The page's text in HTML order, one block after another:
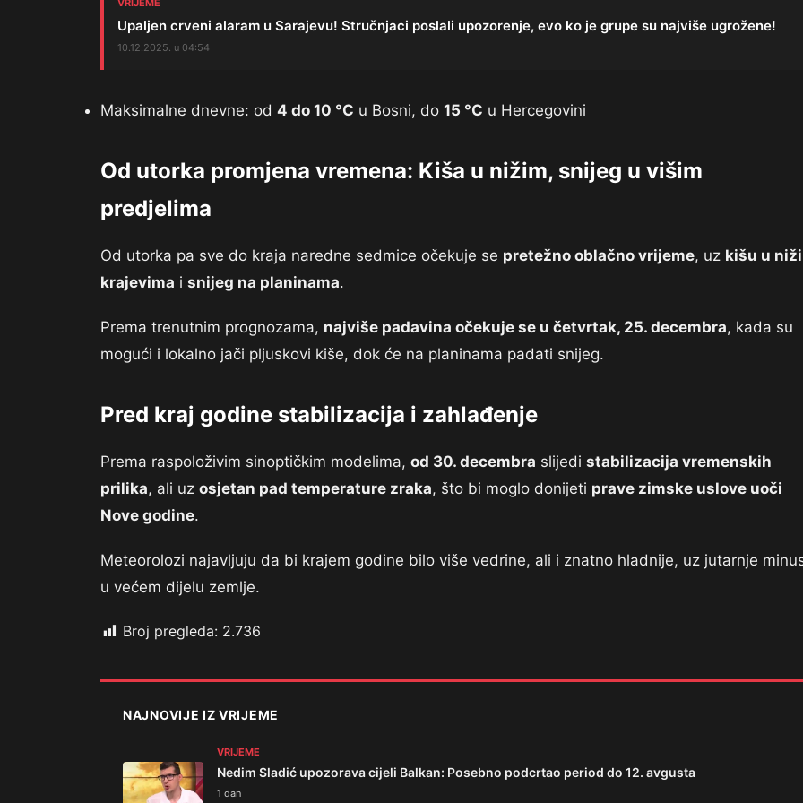
VRIJEME
Upaljen crveni alaram u Sarajevu! Stručnjaci poslali upozorenje, evo ko je grupe su najviše ugrožene!
10.12.2025. u 04:54
Maksimalne dnevne: od 4 do 10 °C u Bosni, do 15 °C u Hercegovini
Od utorka promjena vremena: Kiša u nižim, snijeg u višim
predjelima
Od utorka pa sve do kraja naredne sedmice očekuje se pretežno oblačno vrijeme, uz kišu u
krajevima i snijeg na planinama.
Prema trenutnim prognozama, najviše padavina očekuje se u četvrtak, 25. decembra, kada su
mogući i lokalno jači pljuskovi kiše, dok će na planinama padati snijeg.
Pred kraj godine stabilizacija i zahlađenje
Prema raspoloživim sinoptičkim modelima, od 30. decembra slijedi stabilizacija vremenskih
prilika, ali uz osjetan pad temperature zraka, što bi moglo donijeti prave zimske uslove uoči
Nove godine.
Meteorolozi najavljuju da bi krajem godine bilo više vedrine, ali i znatno hladnije, uz jutarnje
u većem dijelu zemlje.
Broj pregleda: 2.736
NAJNOVIJE IZ VRIJEME
VRIJEME
Nedim Sladić upozorava cijeli Balkan: Posebno podcrtao period do 12. avgusta
1 dan